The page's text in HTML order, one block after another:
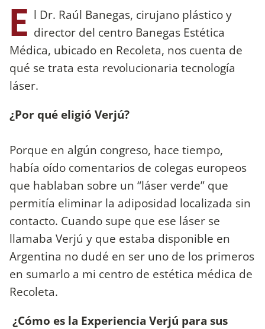
E l Dr. Raúl Banegas, cirujano plástico y
director del centro Banegas Estética
Médica, ubicado en Recoleta, nos cuenta de
qué se trata esta revolucionaria tecnología
láser.
¿Por qué eligió Verjú?
Porque en algún congreso, hace tiempo,
había oído comentarios de colegas europeos
que hablaban sobre un “láser verde” que
permitía eliminar la adiposidad localizada sin
contacto. Cuando supe que ese láser se
llamaba Verjú y que estaba disponible en
Argentina no dudé en ser uno de los primeros
en sumarlo a mi centro de estética médica de
Recoleta.
¿Cómo es la Experiencia Verjú para sus